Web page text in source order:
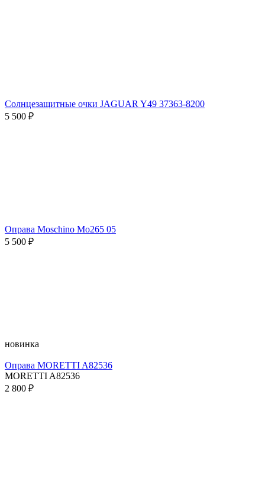
Солнцезащитные очки JAGUAR Y49 37363-8200
5 500 ₽
Оправа Moschino Mo265 05
5 500 ₽
новинка
Оправа MORETTI A82536
MORETTI A82536
2 800 ₽